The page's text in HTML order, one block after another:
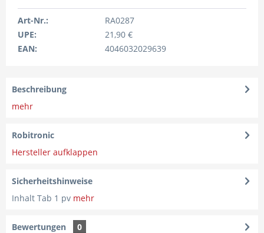
Art-Nr.:
RA0287
UPE:
21,90 €
EAN:
4046032029639
Beschreibung
mehr
Robitronic
Hersteller aufklappen
Sicherheitshinweise
Inhalt Tab 1 pv mehr
Bewertungen
0